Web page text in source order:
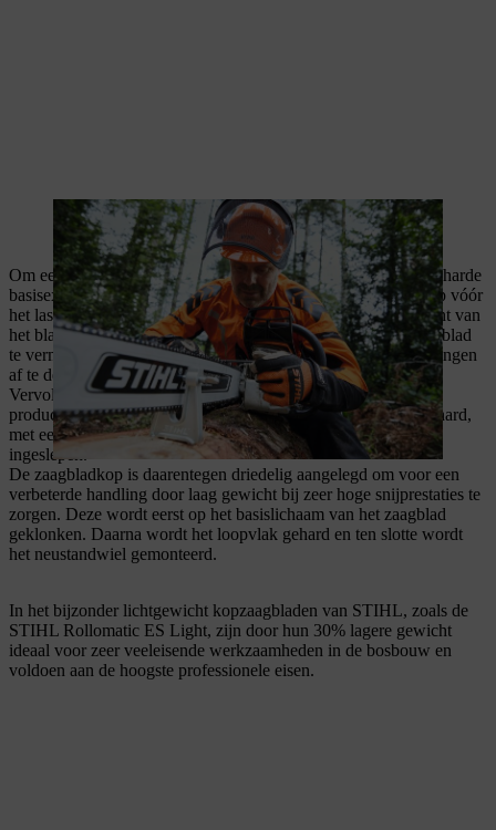
Kopzaagbladen van STIHL zijn uitermate geschikt voor professioneel
werk in het bos.
Om een lichtgewicht kopzaagblad te produceren, wordt het geharde
basisexemplaar van staal in een voorgeschakelde productiestap vóór
het laserlassen op bepaalde plaatsen uitgefreesd om het gewicht van
het blad met ongeveer een derde van dat van een massief zaagblad
te verminderen. Daarna wordt een deksel gelast om de uitsparingen
af te dekken.
Vervolgens doorloopt de corpus van het kopzaagblad dezelfde
productiestappen als een massief blad. Het wordt dus eerst gehard,
met een laser gesneden en daarna wordt de geleidingsgroef
ingeslepen.
De zaagbladkop is daarentegen driedelig aangelegd om voor een
verbeterde handling door laag gewicht bij zeer hoge snijprestaties te
zorgen. Deze wordt eerst op het basislichaam van het zaagblad
geklonken. Daarna wordt het loopvlak gehard en ten slotte wordt
het neustandwiel gemonteerd.
In het bijzonder lichtgewicht kopzaagbladen van STIHL, zoals de
STIHL Rollomatic ES Light, zijn door hun 30% lagere gewicht
ideaal voor zeer veeleisende werkzaamheden in de bosbouw en
voldoen aan de hoogste professionele eisen.